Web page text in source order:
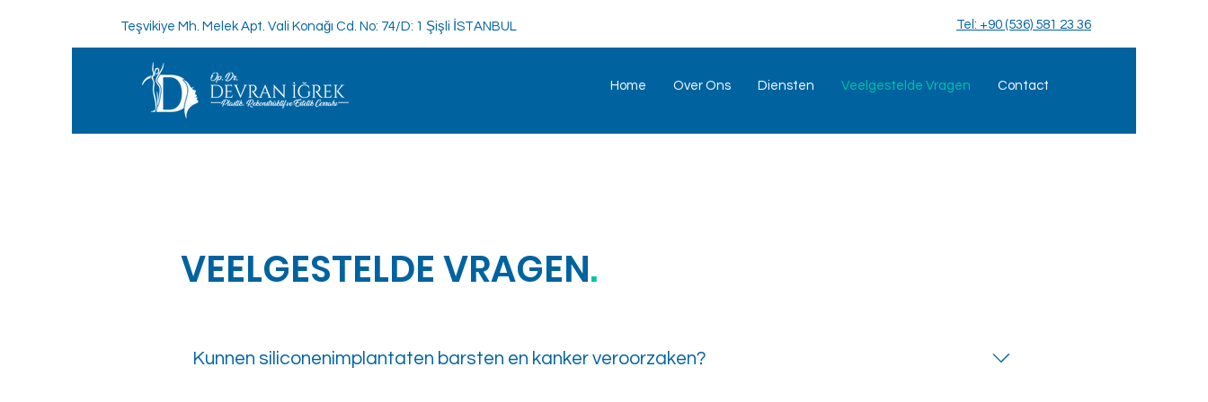
Teşvikiye Mh. Melek Apt. Vali Konağı Cd. No: 74/D: 1 Şişli İSTANBUL Tel: +90 (536) 581 23 36
Home Over Ons Diensten Veelgestelde Vragen Contact
VEELGESTELDE VRAGEN.
Kunnen siliconenimplantaten barsten en kanker veroorzaken?